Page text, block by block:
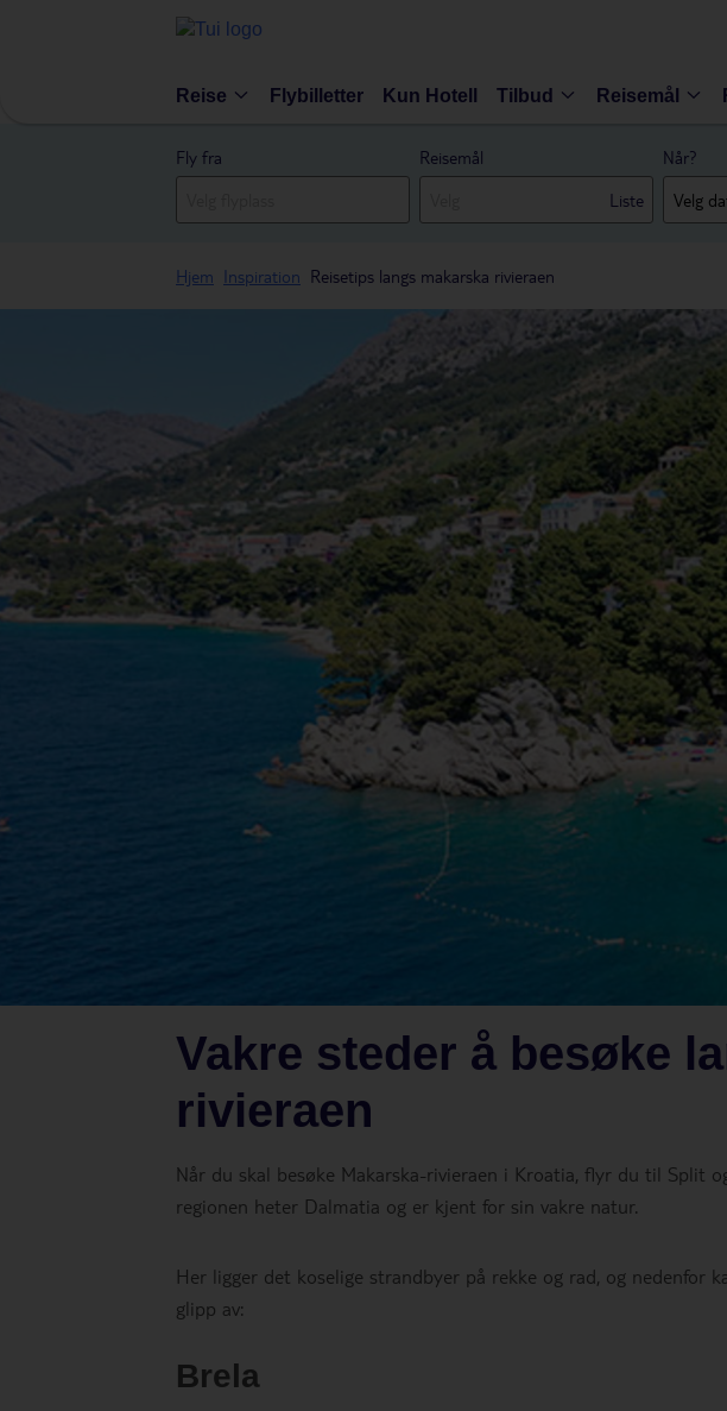
Reise Flybilletter Kun Hotell Tilbud Reisemål
Fly fra
Reisemål
Liste
Når?
Hjem Inspiration Reisetips langs makarska rivieraen
Vakre steder å besøke
rivieraen
Når du skal besøke Makarska-rivieraen i Kroatia, flyr du til Split
regionen heter Dalmatia og er kjent for sin vakre natur.
Her ligger det koselige strandbyer på rekke og rad, og nedenfor
glipp av:
Brela